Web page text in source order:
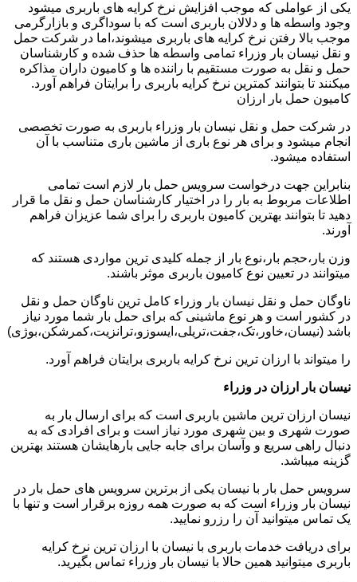
یکی از عواملی که موجب افزایش نرخ کرایه های باربری میشود
وجود واسطه ها و دلالان باربری است که با سوداگری و بازارگرمی
موجب بالا رفتن نرخ کرایه های باربری میشوند،اما در شرکت حمل
و نقل نیسان بار وزراء تمامی واسطه ها حذف شده و کارشناسان
حمل و نقل به صورت مستقیم با راننده ها و کامیون داران مذاکره
میکنند تا بتوانند کمترین نرخ کرایه باربری را برایتان فراهم آورد.
کامیون حمل بار ارزان
در شرکت حمل و نقل نیسان بار وزراء باربری به صورت تخصصی
انجام میشود و برای هر نوع باری از ماشین باری متناسب با آن
استفاده میشود.
بنابراین جهت درخواست سرویس حمل بار لازم است تمامی
اطلاعات مربوط به بار را در اختیار کارشناسان حمل و نقل ما قرار
دهید تا بتوانند بهترین کامیون باربری را برای شما عزیزان فراهم
آورند.
وزن بار،حجم بار،نوع بار از جمله کلیدی ترین مواردی هستند که
میتوانند در تعیین نوع کامیون باربری موثر باشند.
ناوگان حمل و نقل نیسان بار وزراء کامل ترین ناوگان حمل و نقل
در کشور است و هر نوع ماشینی که برای حمل بار شما مورد نیاز
باشد (نیسان،خاور،تک،جفت،تریلی،ایسوزو،ترانزیت،کمرشکن،بوژی)
را میتواند با ارزان ترین نرخ کرایه باربری برایتان فراهم آورد.
نیسان بار ارزان در وزراء
نیسان ارزان ترین ماشین باربری است که برای ارسال بار به
صورت شهری و بین شهری مورد نیاز است و برای افرادی که به
دنبال راهی سریع و وآسان برای جابه جایی بارهایشان هستند بهترین
گزینه میباشد.
سرویس حمل بار با نیسان یکی از برترین سرویس های حمل بار در
نیسان بار وزراء است که به صورت همه روزه برقرار است و تنها با
یک تماس میتوانید آن را رزرو نمایید.
برای دریافت خدمات باربری با نیسان با ارزان ترین نرخ کرایه
باربری میتوانید همین حالا با نیسان بار وزراء تماس بگیرید.